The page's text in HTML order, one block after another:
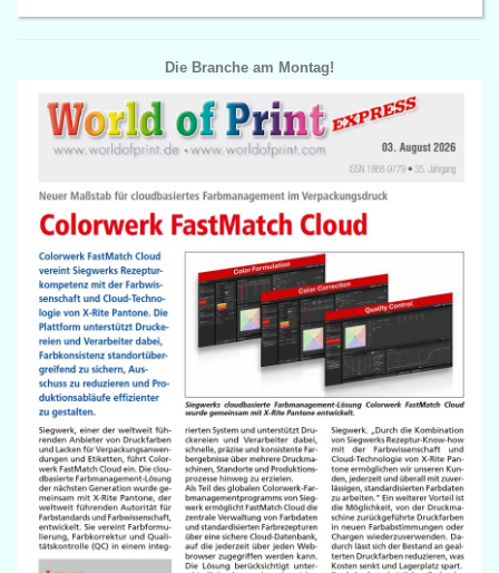
Die Branche am Montag!